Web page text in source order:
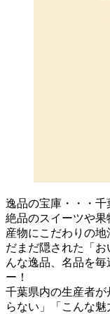
逸品の宝庫・・・千
絶品のスイーツや
産物にこだわりの
だまだ隠された「
んな逸品、名品を
ー！
千葉県内の生産者
らない」「こんな